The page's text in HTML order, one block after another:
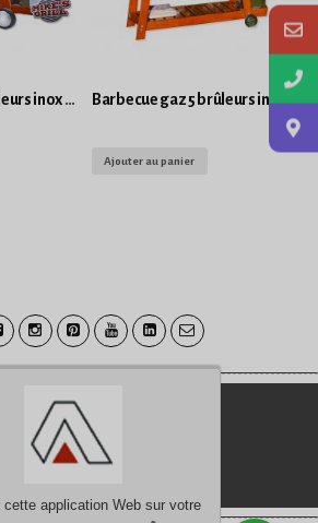
Barbecue gaz 3 brûleurs inox bois massif professionnel Barbecue gaz 5 brûleurs inox bois massif professionnel
Ajouter au panier
cette application Web sur votre